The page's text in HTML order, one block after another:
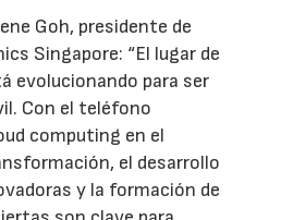
Goh, presidente de
Singapore: “El lugar de
evolucionando para ser
Con el teléfono
computing en el
el desarrollo
y la formación de